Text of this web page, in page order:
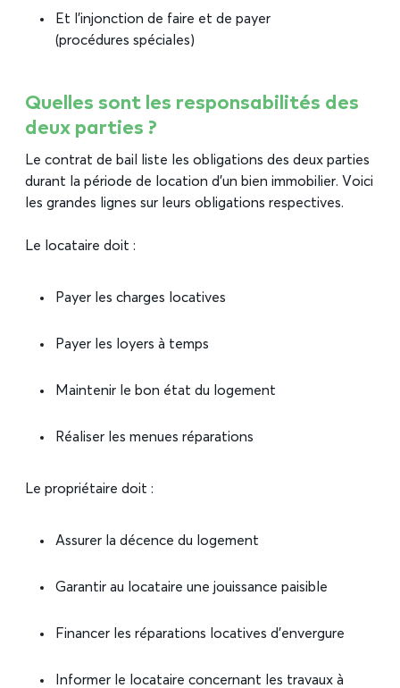
Et l’injonction de faire et de payer
(procédures spéciales)
Quelles sont les responsabilités des
deux parties ?
Le contrat de bail liste les obligations des deux parties
durant la période de location d’un bien immobilier. Voici
les grandes lignes sur leurs obligations respectives.
Le locataire doit :
Payer les charges locatives
Payer les loyers à temps
Maintenir le bon état du logement
Réaliser les menues réparations
Le propriétaire doit :
Assurer la décence du logement
Garantir au locataire une jouissance paisible
Financer les réparations locatives d’envergure
Informer le locataire concernant les travaux à